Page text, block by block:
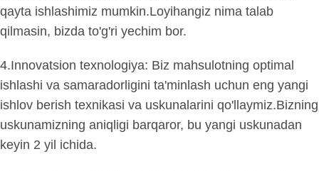
qayta ishlashimiz mumkin.Loyihangiz nima talab
qilmasin, bizda to'g'ri yechim bor.
4.Innovatsion texnologiya: Biz mahsulotning optimal
ishlashi va samaradorligini ta'minlash uchun eng yangi
ishlov berish texnikasi va uskunalarini qo'llaymiz.Bizning
uskunamizning aniqligi barqaror, bu yangi uskunadan
keyin 2 yil ichida.